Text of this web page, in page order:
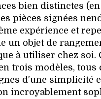
bien distinctes
pièces signées
expérience et
un objet de
à utiliser chez soi.
trois modèles, tous
d'une simplicité
incroyablement